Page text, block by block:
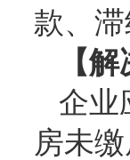
款、
【
企业
房未